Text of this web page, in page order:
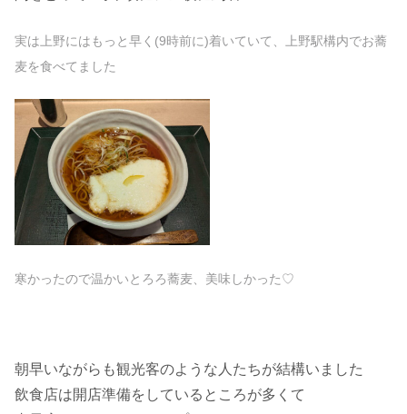
実は 上野にはもっと早く(9時前に)着いていて、上野駅構内でお蕎
麦を食べてました
寒かったので温かいとろろ蕎麦、美味しかった♡
朝早いながらも観光客のような人たちが結構いました
飲食店は開店準備をしているところが多くて